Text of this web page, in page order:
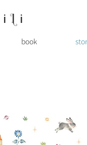
book